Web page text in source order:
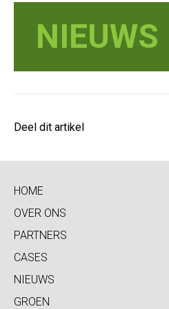
NIEUWS
Deel dit artikel
HOME
OVER ONS
PARTNERS
CASES
NIEUWS
GROEN